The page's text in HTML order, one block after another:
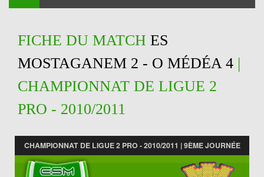
FICHE DU MATCH ES
MOSTAGANEM 2 - O MÉDÉA 4 |
CHAMPIONNAT DE LIGUE 2
PRO - 2010/2011
CHAMPIONNAT DE LIGUE 2 PRO - 2010/2011 | 9ÈME JOURNÉE